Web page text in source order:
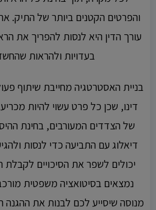
והפרטים הקטנים ביותר של התיק.
עורך הדין היא לנסות להפריך את
בעדויות ולהראות
בניית האסטרטגיה מחייבת שיתוף
דינו, שכן כל פרט עשוי להיות
של הצדדים המעורבים, בחינת
דיאלוג עם התביעה כדי לנסות
יכולים לשפר את הסיכויים
נמצאים בסיטואציה משפטית
מנוסה שיסייע לכם לבנות את